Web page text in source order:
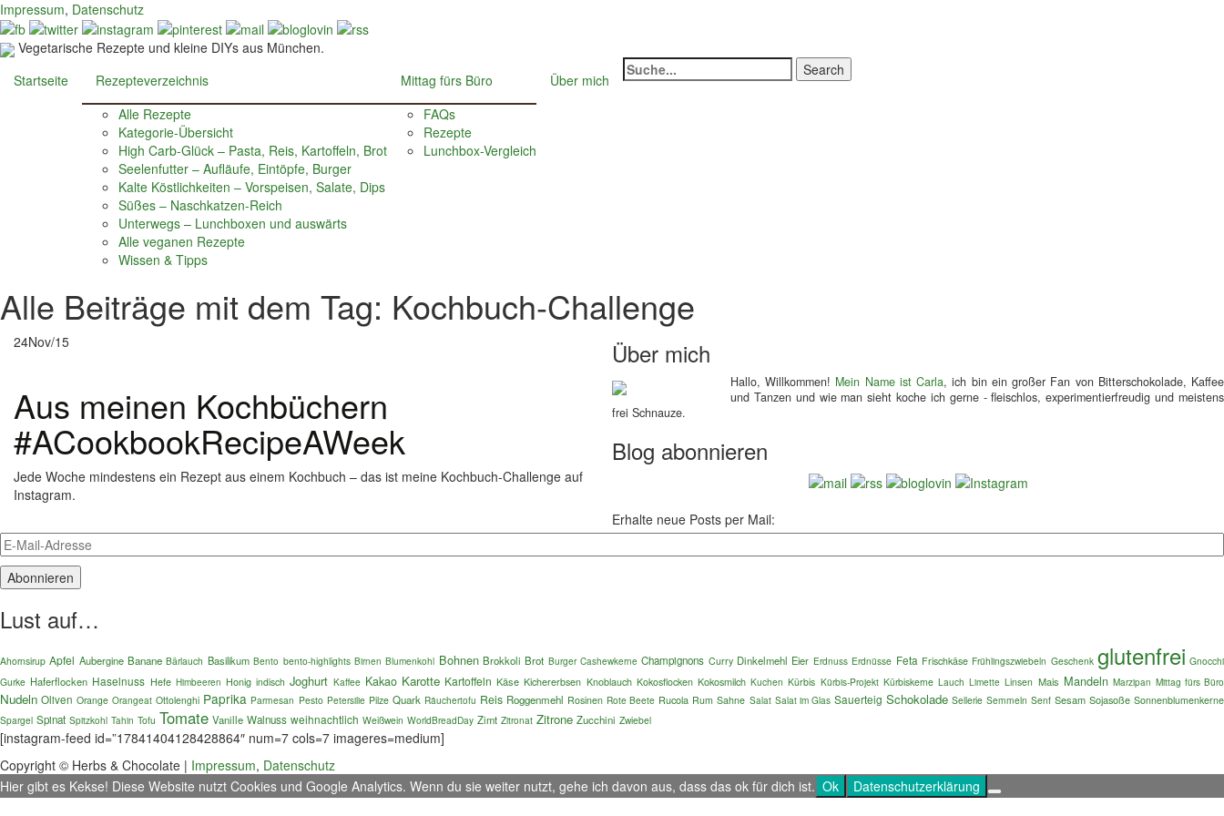
Impressum, Datenschutz
Vegetarische Rezepte und kleine DIYs aus München.
Startseite
Rezepteverzeichnis
Alle Rezepte
Kategorie-Übersicht
High Carb-Glück – Pasta, Reis, Kartoffeln, Brot
Seelenfutter – Aufläufe, Eintöpfe, Burger
Kalte Köstlichkeiten – Vorspeisen, Salate, Dips
Süßes – Naschkatzen-Reich
Unterwegs – Lunchboxen und auswärts
Alle veganen Rezepte
Wissen & Tipps
Mittag fürs Büro
FAQs
Rezepte
Lunchbox-Vergleich
Über mich
Suche
nach:
Alle Beiträge mit dem Tag: Kochbuch-Challenge
24Nov/15
Aus meinen Kochbüchern
#ACookbookRecipeAWeek
Jede Woche mindestens ein Rezept aus einem Kochbuch – das ist meine Kochbuch-Challenge auf
Instagram.
Über mich
Hallo, Willkommen! Mein Name ist Carla, ich bin ein großer Fan von Bitterschokolade, Kaffee
und Tanzen und wie man sieht koche ich gerne - fleischlos, experimentierfreudig und meistens
frei Schnauze.
Blog abonnieren
Erhalte neue Posts per Mail:
Lust auf…
Ahornsirup Apfel Aubergine Banane Bärlauch Basilikum Bento bento-highlights Birnen Blumenkohl Bohnen Brokkoli Brot Burger Cashewkerne Champignons Curry Dinkelmehl Eier Erdnuss Erdnüsse Feta Frischkäse Frühlingszwiebeln Geschenk glutenfrei Gnocchi
Gurke Haferflocken Haselnuss Hefe Himbeeren Honig indisch Joghurt Kaffee Kakao Karotte Kartoffeln Käse Kichererbsen Knoblauch Kokosflocken Kokosmilch Kuchen Kürbis Kürbis-Projekt Kürbiskerne Lauch Limette Linsen Mais Mandeln Marzipan Mittag fürs Büro
Nudeln Oliven Orange Orangeat Ottolenghi Paprika Parmesan Pesto Petersilie Pilze Quark Räuchertofu Reis Roggenmehl Rosinen Rote Beete Rucola Rum Sahne Salat Salat im Glas Sauerteig Schokolade Sellerie Semmeln Senf Sesam Sojasoße Sonnenblumenkerne
Spargel Spinat Spitzkohl Tahin Tofu Tomate Vanille Walnuss weihnachtlich Weißwein WorldBreadDay Zimt Zitronat Zitrone Zucchini Zwiebel
[instagram-feed id=”17841404128428864″ num=7 cols=7 imageres=medium]
Copyright © Herbs & Chocolate | Impressum, Datenschutz
Hier gibt es Kekse! Diese Website nutzt Cookies und Google Analytics. Wenn du sie weiter nutzt, gehe ich davon aus, dass das ok für dich ist. Ok Datenschutzerklärung